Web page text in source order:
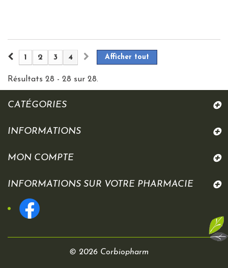
Afficher tout
1 2 3 4
Résultats 28 - 28 sur 28.
CATÉGORIES
INFORMATIONS
© 2026 Corbiopharm
MON COMPTE
INFORMATIONS SUR VOTRE PHARMACIE